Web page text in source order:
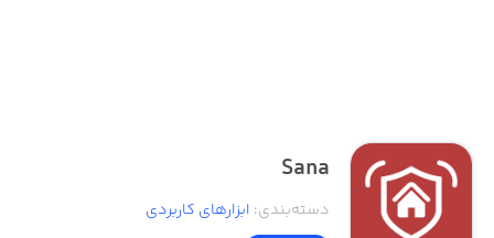
Sana
دسته‌بندی: ابزار‌های کاربردی